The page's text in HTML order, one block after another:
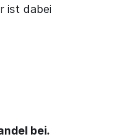
ist dabei
bei.